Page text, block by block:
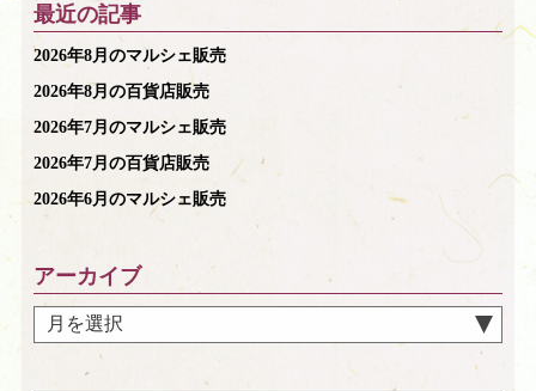
最近の記事
2026年8月のマルシェ販売
2026年8月の百貨店販売
2026年7月のマルシェ販売
2026年7月の百貨店販売
2026年6月のマルシェ販売
アーカイブ